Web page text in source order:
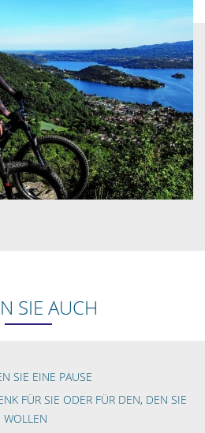
SIE AUCH
SIE EINE PAUSE
FÜR SIE ODER FÜR DEN, DEN SIE
WOLLEN